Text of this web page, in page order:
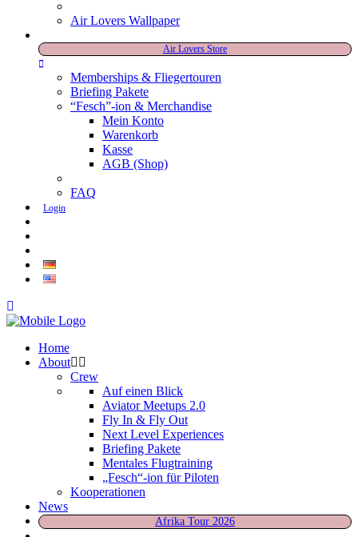
Air Lovers Wallpaper
Air Lovers Store
Memberships & Fliegertouren
Briefing Pakete
“Fesch”-ion & Merchandise
Mein Konto
Warenkorb
Kasse
AGB (Shop)
FAQ
Login
Home
About
Crew
Auf einen Blick
Aviator Meetups 2.0
Fly In & Fly Out
Next Level Experiences
Briefing Pakete
Mentales Flugtraining
„Fesch“-ion für Piloten
Kooperationen
News
Afrika Tour 2026